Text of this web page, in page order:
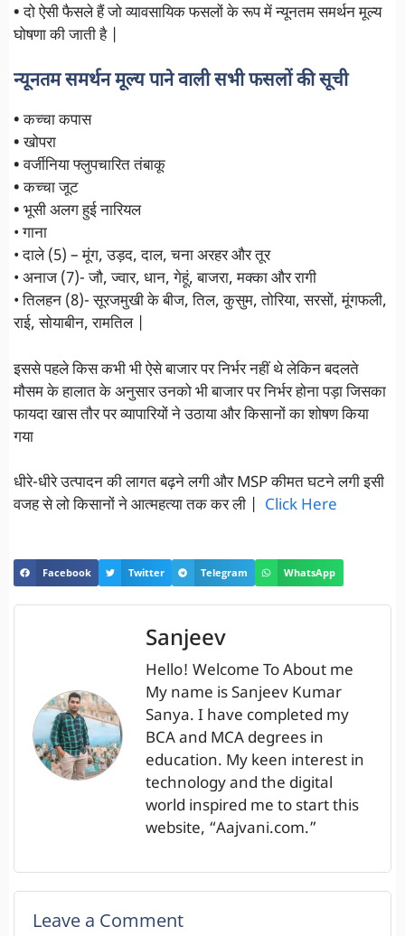
•दो ऐसी फैसले हैं जो व्यावसायिक फसलों के रूप में न्यूनतम समर्थन मूल्य
घोषणा की जाती है |
न्यूनतम समर्थन मूल्य पाने वाली सभी फसलों की सूची
•कच्चा कपास
•खोपरा
•वर्जीनिया फ्लुपचारित तंबाकू
•कच्चा जूट
• भूसी अलग हुई नारियल
• गाना
• दाले (5) – मूंग, उड़द, दाल, चना अरहर और तूर
• अनाज (7)- जौ, ज्वार, धान, गेहूं, बाजरा, मक्का और रागी
• तिलहन (8)- सूरजमुखी के बीज, तिल, कुसुम, तोरिया, सरसों, मूंगफली,
राई, सोयाबीन, रामतिल |
इससे पहले किस कभी भी ऐसे बाजार पर निर्भर नहीं थे लेकिन बदलते
मौसम के हालात के अनुसार उनको भी बाजार पर निर्भर होना पड़ा जिसका
फायदा खास तौर पर व्यापारियों ने उठाया और किसानों का शोषण किया
गया
धीरे-धीरे उत्पादन की लागत बढ़ने लगी और MSP कीमत घटने लगी इसी
वजह से लो किसानों ने आत्महत्या तक कर ली | Click Here
Facebook Twitter Telegram WhatsApp
Sanjeev
Hello! Welcome To About me
My name is Sanjeev Kumar
Sanya. I have completed my
BCA and MCA degrees in
education. My keen interest in
technology and the digital
world inspired me to start this
website, “Aajvani.com.”
Leave a Comment